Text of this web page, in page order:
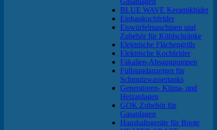
BLUE WAVE Keramikbidet
Einbaukochfelder
Eiswürfelmaschinen und
Zubehör für Kühlschränke
Elektrische Flächengrills
Elektrische Kochfelder
Fäkalien-Absaugpumpen
Füllstandanzeiger für
Schmutzwassertanks
Generatoren- Klima- und
Heizanlagen
GOK Zubehör für
Gasanlagen
Haushaltsgeräte für Boote